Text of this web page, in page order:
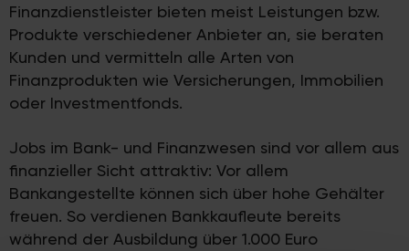
Finanzdienstleister bieten meist Leistungen bzw.
Produkte verschiedener Anbieter an, sie beraten
Kunden und vermitteln alle Arten von
Finanzprodukten wie Versicherungen, Immobilien
oder Investmentfonds.
Jobs im Bank- und Finanzwesen sind vor allem aus
finanzieller Sicht attraktiv: Vor allem
Bankangestellte können sich über hohe Gehälter
freuen. So verdienen Bankkaufleute bereits
während der Ausbildung über 1.000 Euro